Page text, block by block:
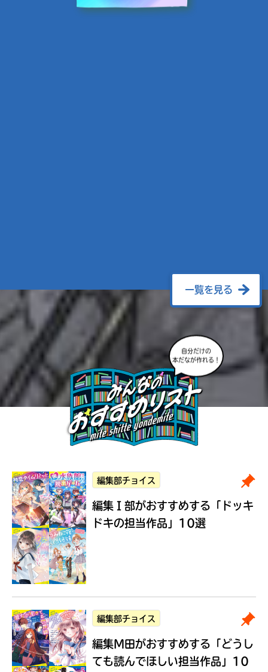
一覧を見る
自分だけの
本だなが作れる！
編集部チョイス
編集Ｉ部がおすすめする 「ドッキ
ドキの担当作品」10選
編集部チョイス
編集M田がおすすめする 「どうし
ても読んでほしい担当作品」10